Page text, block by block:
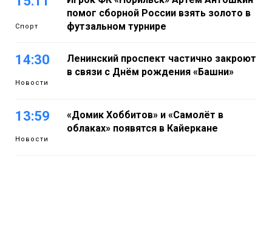
Спорт
помог сборной России взять золото в
футзальном турнире
14:30
Новости
Ленинский проспект частично закроют
в связи с Днём рождения «Башни»
13:59
Новости
«Домик Хоббитов» и «Самолёт в
облаках» появятся в Кайеркане